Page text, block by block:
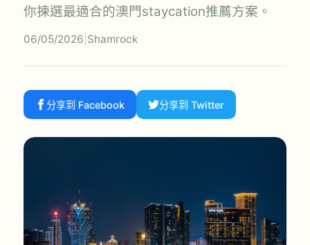
你揀選最適合的澳門staycation推薦方案。
06/05/2026 Shamrock
分享到 Facebook 分享到 Twitter